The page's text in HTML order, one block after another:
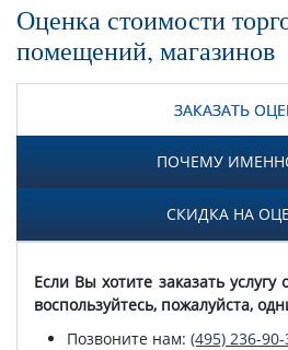
Оценка стоимости
помещений, магазинов
ЗАКАЗАТЬ
ПОЧЕМУ
СКИДКА НА
Если Вы хотите заказать
воспользуйтесь, пожалуйста,
Позвоните нам: (495) 236-